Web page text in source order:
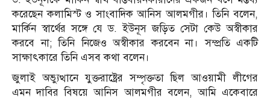
করেছেন কলামিস্ট ও সাংবাদিক আনিস আলমগীর। তিনি বলেন,
মার্কিন স্বার্থের সঙ্গে যে ড. ইউনূস জড়িত সেটা কেউ অস্বীকার
করবে না; তিনি নিজেও অস্বীকার করবেন না। সম্প্রতি একটি
সাক্ষাৎকারে তিনি এসব কথা বলেন।
জুলাই অভ্যুত্থানে যুক্তরাষ্ট্রের সম্পৃক্ততা ছিল আওয়ামী লীগের
এমন দাবির বিষয়ে আনিস আলমগীর বলেন, আমি একেবারে